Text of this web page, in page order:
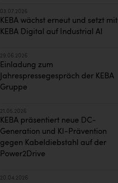
03.07.2026
KEBA wächst erneut und setzt mit
KEBA Digital auf Industrial AI
29.06.2026
Einladung zum
Jahrespressegespräch der KEBA
Gruppe
21.05.2026
KEBA präsentiert neue DC-
Generation und KI-Prävention
gegen Kabeldiebstahl auf der
Power2Drive
20.04.2026